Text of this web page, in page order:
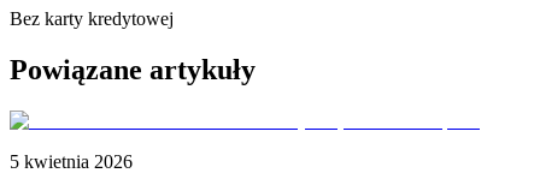
Bez karty kredytowej
Powiązane artykuły
5 kwietnia 2026